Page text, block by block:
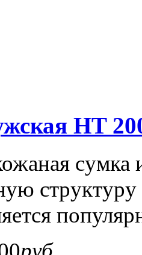
HT
сумка
структуру